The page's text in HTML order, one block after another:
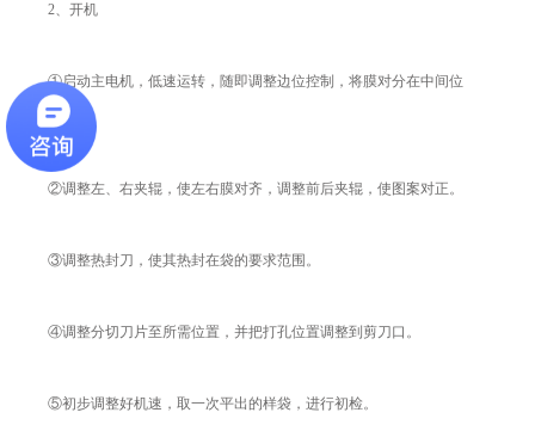
2、开机
①启动主电机，低速运转，随即调整边位控制，将膜对分在中间位
置。
②调整左、右夹辊，使左右膜对齐，调整前后夹辊，使图案对正。
③调整热封刀，使其热封在袋的要求范围。
④调整分切刀片至所需位置，并把打孔位置调整到剪刀口。
⑤初步调整好机速，取一次平出的样袋，进行初检。